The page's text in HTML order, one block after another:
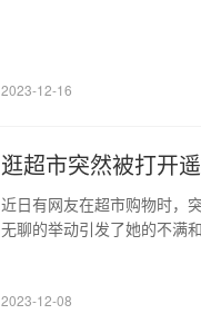
2023-12-16
逛超市突然被打开
近日有网友在超市购物时，
无聊的举动引发了她的不满
这个公共场所的权利。可能
2023-12-08